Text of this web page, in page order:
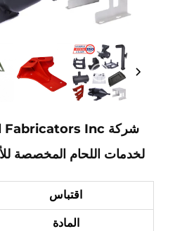
لخدمات اللحام المخصصة
اقتباس
المادة